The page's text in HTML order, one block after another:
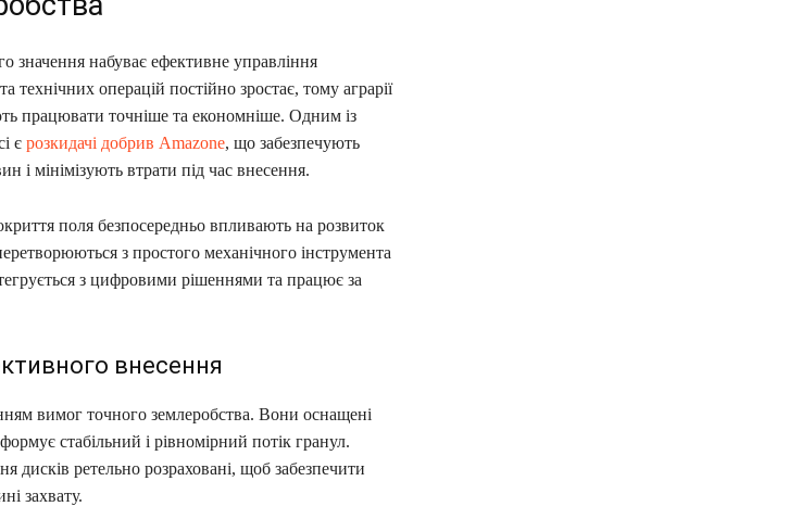
значення набуває ефективне управління
технічних операцій постійно зростає, тому аграрії
працювати точніше та економніше. Одним із
є розкидачі добрив Amazone, що забезпечують
і мінімізують втрати під час внесення.
поля безпосередньо впливають на розвиток
з простого механічного інструмента
з цифровими рішеннями та працює за
внесення
вимог точного землеробства. Вони оснащені
стабільний і рівномірний потік гранул.
дисків ретельно розраховані, щоб забезпечити
захвату.